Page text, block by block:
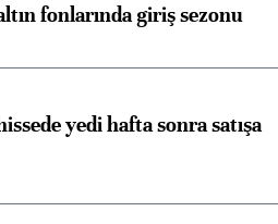
fonlarında giriş sezonu
yedi hafta sonra satışa